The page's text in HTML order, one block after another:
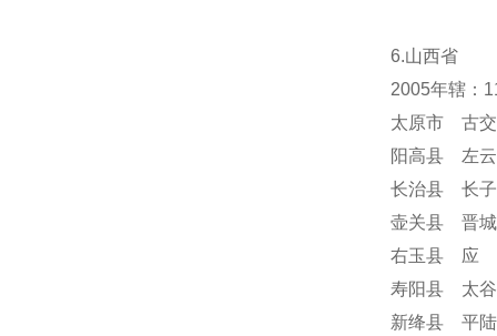
6.山西省
2005年辖：
太原市 古
阳高县 左
长治县 长
壶关县 晋
右玉县 应
寿阳县 太
新绛县 平